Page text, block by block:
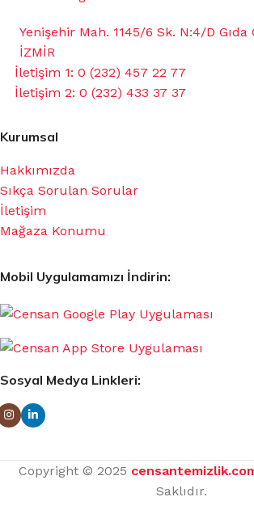
Yenişehir Mah. 1145/6 Sk. N:4/D Gıda
İZMİR
İletişim 1: 0 (232) 457 22 77
İletişim 2: 0 (232) 433 37 37
Kurumsal
Hakkımızda
Sıkça Sorulan Sorular
İletişim
Mağaza Konumu
Mobil Uygulamamızı İndirin:
Sosyal Medya Linkleri:
Copyright © 2025
Saklıdır.